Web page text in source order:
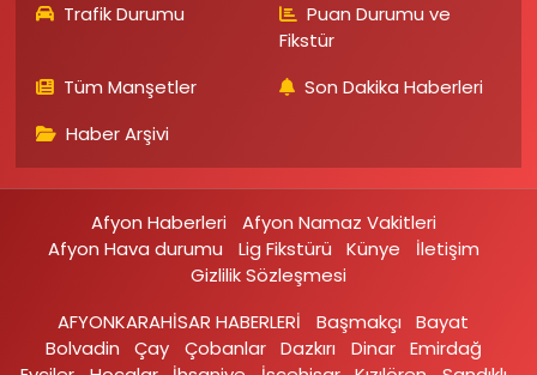
Trafik Durumu
Puan Durumu ve
Fikstür
Tüm Manşetler
Son Dakika Haberleri
Haber Arşivi
Afyon Haberleri
Afyon Namaz Vakitleri
Afyon Hava durumu
Lig Fikstürü Künye
İletişim
Gizlilik Sözleşmesi
AFYONKARAHİSAR HABERLERİ
Başmakçı
Bayat
Bolvadin
Çay Çobanlar Dazkırı Dinar Emirdağ‎